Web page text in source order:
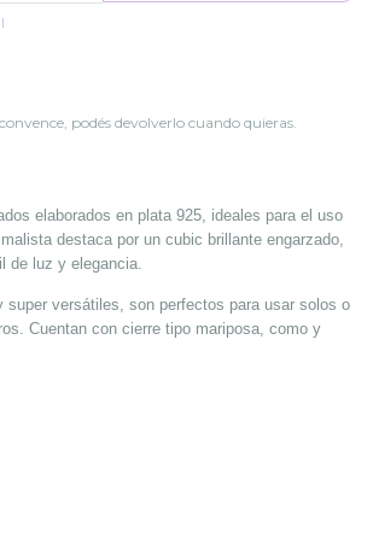
podés devolverlo cuando quieras.
elaborados en plata 925, ideales para el uso
destaca por un cubic brillante engarzado,
de luz y elegancia.
super versátiles, son perfectos para usar solos o
Cuentan con cierre tipo mariposa, como y